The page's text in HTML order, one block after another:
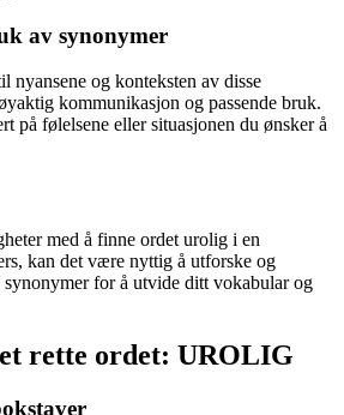
av synonymer
nyansene og konteksten av disse
kommunikasjon og passende bruk.
på følelsene eller situasjonen du ønsker å
med å finne ordet urolig i en
kan det være nyttig å utforske og
synonymer for å utvide ditt vokabular og
rette ordet: UROLIG